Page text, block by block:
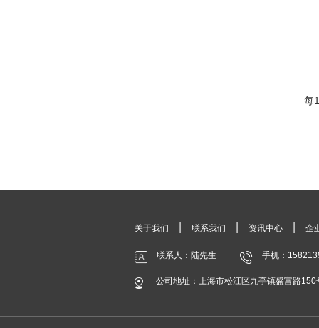
每
关于我们 联系我们 资讯中心 企
联系人：陆先生 手机：
公司地址：上海市松江区九亭镇盛富路150